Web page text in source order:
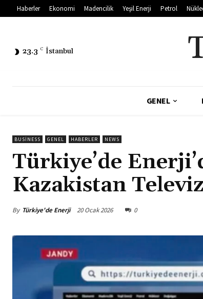
Haberler Ekonomi Madencilik Yeşil Enerji Petrol
23.3 C İstanbul
GENEL
BUSINESS GENEL HABERLER NEWS
Türkiye’de
Kazakistan
By Türkiye'de Enerji 20 Ocak 2026 0